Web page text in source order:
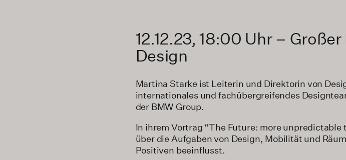
12.12.23, 18:00 Uhr –
Design
Martina Starke ist Leiterin und Direktorin von
internationales und fachübergreifendes
der BMW Group.
In ihrem Vortrag “The Future: more
über die Aufgaben von Design, Mobilität und
Positiven beeinflusst.